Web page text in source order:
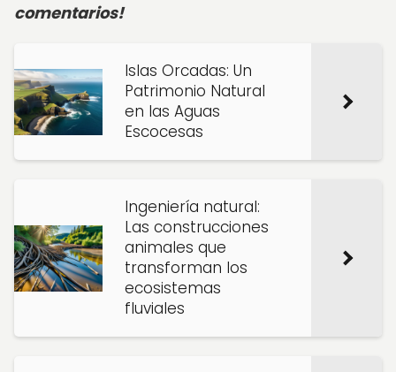
comentarios!
Islas Orcadas: Un
Patrimonio Natural
en las Aguas
Escocesas
Ingeniería natural:
Las construcciones
animales que
transforman los
ecosistemas
fluviales